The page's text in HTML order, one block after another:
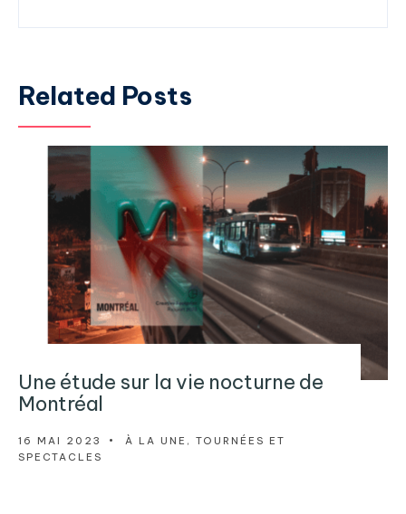
Related Posts
Une étude sur la vie nocturne de
Montréal
16 MAI 2023 • À LA UNE , TOURNÉES ET
SPECTACLES